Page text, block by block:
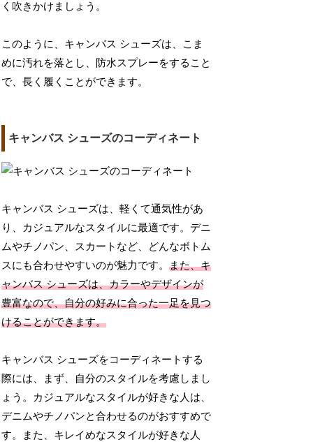
く吹きかけましょう。
このように、キャンバス シューズは、こま
めに汚れを落とし、防水スプレーをすること
で、長く履くことができます。
キャンバス シューズのコーディネート
キャンバス シューズは、軽くて通気性があ
り、カジュアルなスタイルに最適です。デニ
ムやチノパン、スカートなど、どんなボトム
スにも合わせやすいのが魅力です。また、キ
ャンバス シューズは、カラーやデザインが
豊富なので、自分の好みに合った一足を見つ
けることができます。
キャンバス シューズをコーディネートする
際には、まず、自分のスタイルを考慮しまし
ょう。カジュアルなスタイルが好きな人は、
デニムやチノパンと合わせるのがおすすめで
す。また、キレイめなスタイルが好きな人